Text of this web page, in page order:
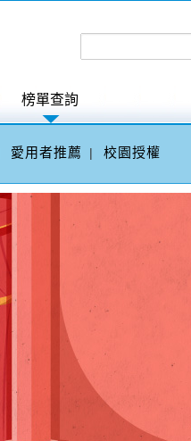
榜單查詢
愛用者推薦 | 校園授權